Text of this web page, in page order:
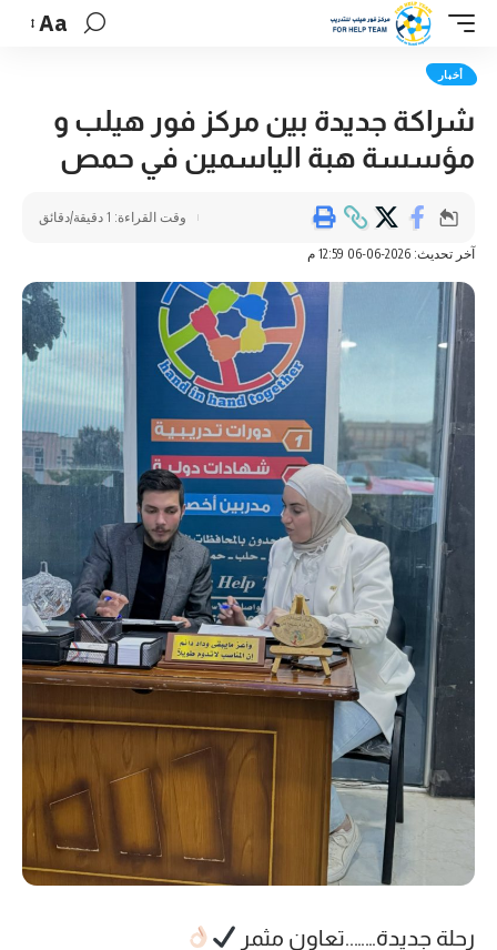
Aa
أخبار
شراكة جديدة بين مركز فور هيلب و
مؤسسة هبة الياسمين في حمص
آخر تحديث: 2026-06-06 12:59 م
وقت القراءة: 1 دقيقة/دقائق
رحلة جديدة……..تعاون مثمر